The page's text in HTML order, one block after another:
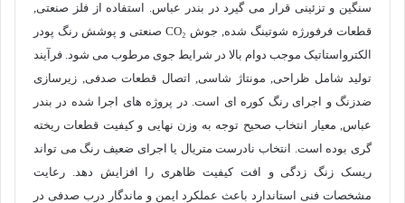
سنگین و تزئینی قرار می گیرد در بندر عباس. استفاده از فلز صنعتی,
قطعات فرفورژه شوتینگ شده, جوش CO₂ صنعتی و پوشش رنگ پودر
الکترواستاتیک موجب دوام بالا در شرایط جوی مرطوب می شود. فرآیند
تولید شامل ظراحی, مونتاژ شاسی, اتصال قطعات صدفی, زیرسازی
ضدزنگ و اجرای رنگ کوره ای است. در پروژه های اجرا شده در بندر
عباس, معیار انتخاب صحیح توجه به وزن نهایی و کیفیت قطعات ریخته
گری بوده است. انتخاب نادرست متریال یا اجرای ضعیف رنگ می تواند
ریسک زنگ زدگی و افت کیفیت ظاهری را افزایش دهد. رعایت
مشخصات فنی استاندارد باعث عملکرد ایمن و ماندگار درب صدفی در